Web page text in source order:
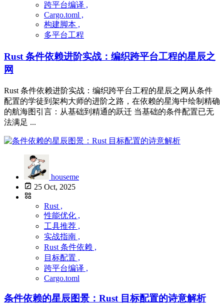
跨平台编译 ,
Cargo.toml ,
构建脚本 ,
多平台工程
Rust 条件依赖进阶实战：编织跨平台工程的星辰之
网
Rust 条件依赖进阶实战：编织跨平台工程的星辰之网从条件
配置的学徒到架构大师的进阶之路，在依赖的星海中绘制精确
的航海图引言：从基础到精通的跃迁 当基础的条件配置已无
法满足 ...
houseme
25 Oct, 2025
Rust ,
性能优化 ,
工具推荐 ,
实战指南 ,
Rust 条件依赖 ,
目标配置 ,
跨平台编译 ,
Cargo.toml
条件依赖的星辰图景：Rust 目标配置的诗意解析